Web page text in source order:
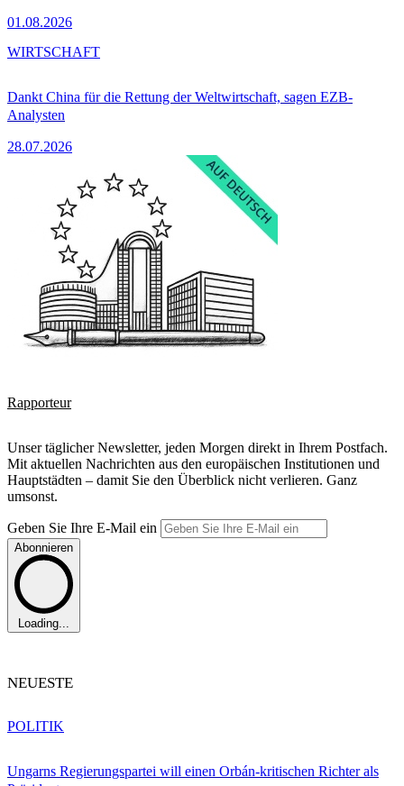
01.08.2026
Dankt China für die Rettung der Weltwirtschaft, sagen EZB-
Analysten
28.07.2026
WIRTSCHAFT
Rapporteur
Unser täglicher Newsletter, jeden Morgen direkt in Ihrem Postfach.
Mit aktuellen Nachrichten aus den europäischen Institutionen und
Hauptstädten – damit Sie den Überblick nicht verlieren. Ganz
umsonst.
Geben Sie Ihre E-Mail ein
Abonnieren
Loading...
NEUESTE
Ungarns Regierungspartei will einen Orbán-kritischen Richter als
POLITIK